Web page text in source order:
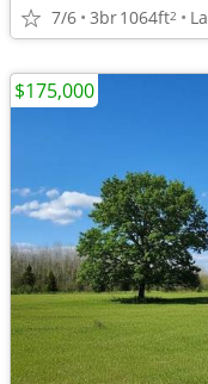
7/6 3br1064ft2
$175,000